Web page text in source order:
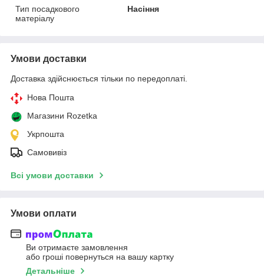
Тип посадкового
матеріалу
Насіння
Умови доставки
Доставка здійснюється тільки по передоплаті.
Нова Пошта
Магазини Rozetka
Укрпошта
Самовивіз
Всі умови доставки
Умови оплати
Ви отримаєте замовлення
або гроші повернуться на вашу картку
Детальніше